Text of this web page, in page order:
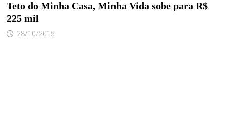
Teto do Minha Casa, Minha Vida sobe para R$
225 mil
28/10/2015